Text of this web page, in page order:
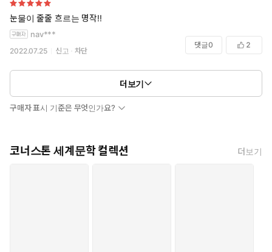
눈물이 줄줄 흐르는 명작!!
nav***
2022.07.25 신고 차단
댓글0 2
더보기
구매자 표시 기준은 무엇인가요?
코너스톤 세계문학 컬렉션 더보기